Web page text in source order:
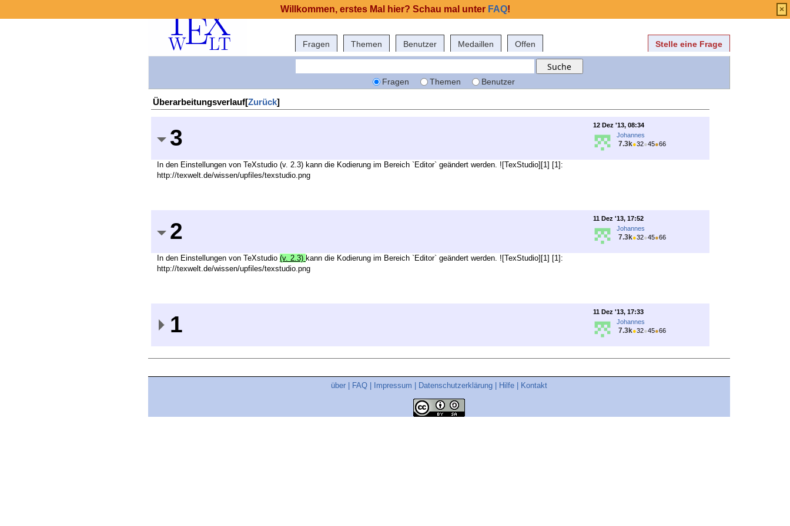
Fragen Themen Benutzer Medaillen Offen Stelle eine Frage
Fragen Themen Benutzer
Überarbeitungsverlauf[Zurück]
3
12 Dez '13, 08:34
Johannes
7.3k●32●45●66
In den Einstellungen von TeXstudio (v. 2.3) kann die Kodierung im Bereich `Editor` geändert werden. ![TexStudio][1] [1]:
http://texwelt.de/wissen/upfiles/texstudio.png
2
11 Dez '13, 17:52
Johannes
7.3k●32●45●66
In den Einstellungen von TeXstudio (v. 2.3) kann die Kodierung im Bereich `Editor` geändert werden. ![TexStudio][1] [1]:
http://texwelt.de/wissen/upfiles/texstudio.png
1
11 Dez '13, 17:33
Johannes
7.3k●32●45●66
über FAQ Impressum Datenschutzerklärung Hilfe Kontakt
Willkommen, erstes Mal hier? Schau mal unter FAQ! ×